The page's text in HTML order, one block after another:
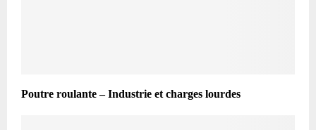
Poutre roulante – Industrie et charges lourdes